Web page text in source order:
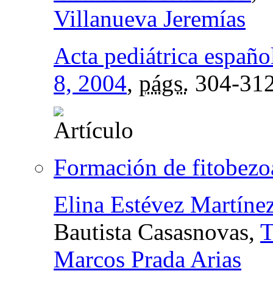
Villanueva Jeremías
Acta pediátrica
8, 2004, págs. 304-
Formación de
Elina Estévez
Bautista Casasnovas,
Marcos Prada Arias